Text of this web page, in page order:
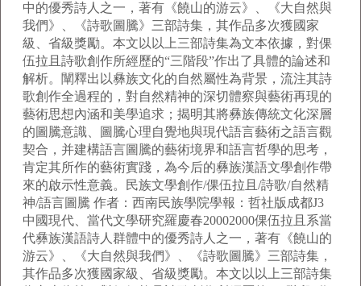
中的優秀詩人之一，著有《饒山的游云》、《大自然與
我們》、《詩歌圖騰》三部詩集，其作品多次獲國家
級、省級獎勵。本文以以上三部詩集為文本依據，對倮
伍拉且詩歌創作所經歷的“三階段”作出了具體的論述和
解析。闡釋出以彝族文化的自然屬性為背景，流注其詩
歌創作全過程的，對自然精神的深切體察與藝術再現的
藝術思想內涵和美學追求；揭明其將彝族傳統文化深層
的圖騰意識、圖騰心理自覺地與現代語言藝術之語言觀
契合，并建構語言圖騰的藝術境界和語言哲學的思考，
肯定其所作的藝術實踐，為今后的彝族漢語文學創作帶
來的啟示性意義。民族文學創作/倮伍拉且/詩歌/自然精
神/語言圖騰 作者：西南民族學院學報：哲社版成都J3
中國現代、當代文學研究羅慶春20002000倮伍拉且系當
代彝族漢語詩人群體中的優秀詩人之一，著有《饒山的
游云》、《大自然與我們》、《詩歌圖騰》三部詩集，
其作品多次獲國家級、省級獎勵。本文以以上三部詩集